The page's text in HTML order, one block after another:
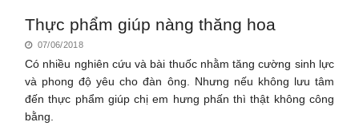
Thực phẩm giúp nàng thăng hoa
07/06/2018
Có nhiều nghiên cứu và bài thuốc nhằm tăng cường sinh lực
và phong độ yêu cho đàn ông. Nhưng nếu không lưu tâm
đến thực phẩm giúp chị em hưng phấn thì thật không công
bằng.